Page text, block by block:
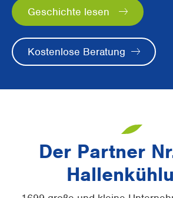
Geschichte lesen
Kostenlose Beratung
Der Partner